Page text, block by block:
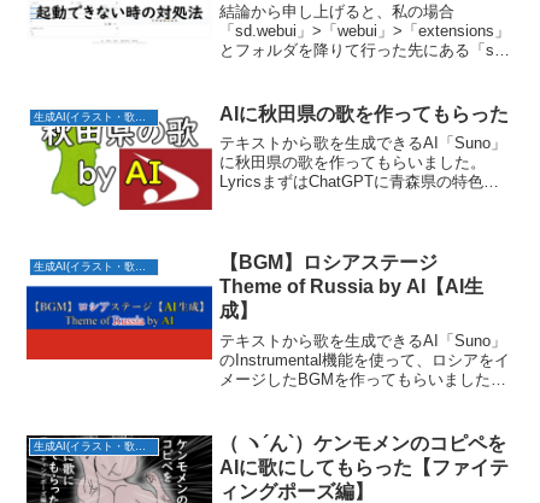
結論から申し上げると、私の場合
「sd.webui」>「webui」>「extensions」
とフォルダを降りて行った先にある「sd-
せるための拡...
AIに秋田県の歌を作ってもらった
テキストから歌を生成できるAI「Suno」
に秋田県の歌を作ってもらいました。
LyricsまずはChatGPTに青森県の特色を
山々に...
【BGM】ロシアステージ
Theme of Russia by AI【AI生
成】
テキストから歌を生成できるAI「Suno」
のInstrumental機能を使って、ロシアをイ
メージしたBGMを作ってもらいました。
もらいました。Q：「ロシア」を...
（ ヽ´ん`）ケンモメンのコピペを
AIに歌にしてもらった【ファイテ
ィングポーズ編】